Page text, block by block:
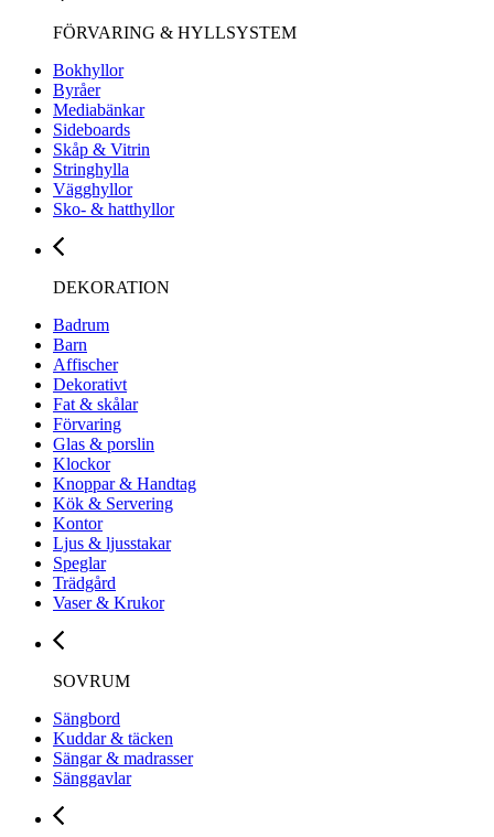
FÖRVARING & HYLLSYSTEM
Bokhyllor
Byråer
Mediabänkar
Sideboards
Skåp & Vitrin
Stringhylla
Vägghyllor
Sko- & hatthyllor
DEKORATION
Badrum
Barn
Affischer
Dekorativt
Fat & skålar
Förvaring
Glas & porslin
Klockor
Knoppar & Handtag
Kök & Servering
Kontor
Ljus & ljusstakar
Speglar
Trädgård
Vaser & Krukor
SOVRUM
Sängbord
Kuddar & täcken
Sängar & madrasser
Sänggavlar